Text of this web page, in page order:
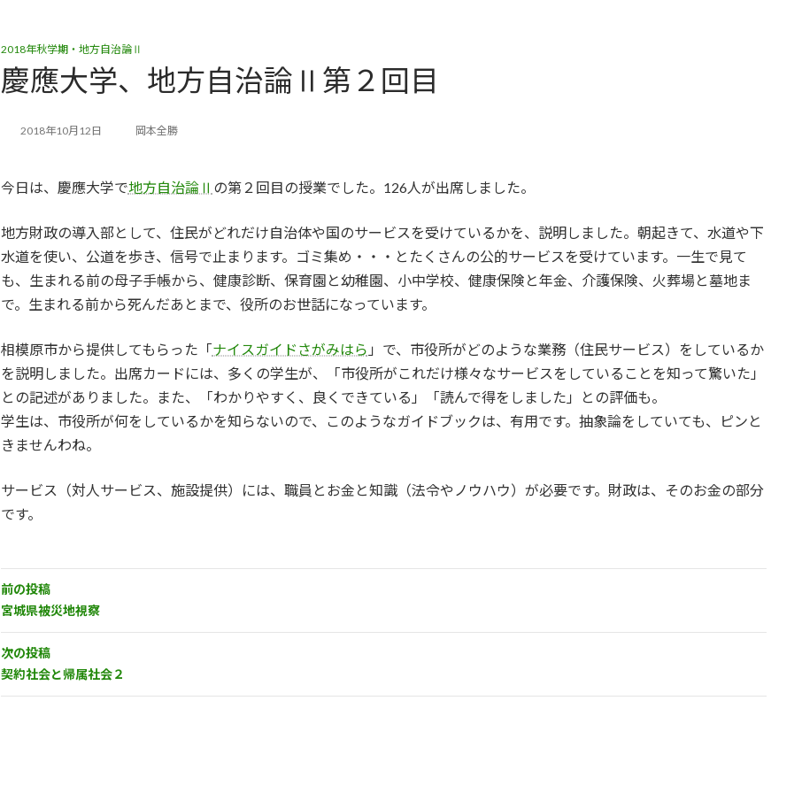
2018年秋学期・地方自治論Ⅱ
慶應大学、地方自治論Ⅱ第２回目
2018年10月12日 岡本全勝
今日は、慶應大学で地方自治論Ⅱ の第２回目の授業でした。126人が出席しました。
地方財政の導入部として、住民がどれだけ自治体や国のサービスを受けているかを、説明しました。朝起きて、水道や下
水道を使い、公道を歩き、信号で止まります。ゴミ集め・・・とたくさんの公的サービスを受けています。一生で見て
も、生まれる前の母子手帳から、健康診断、保育園と幼稚園、小中学校、健康保険と年金、介護保険、火葬場と墓地ま
で。生まれる前から死んだあとまで、役所のお世話になっています。
相模原市から提供してもらった「ナイスガイドさがみはら 」で、市役所がどのような業務（住民サービス）をしているか
を説明しました。出席カードには、多くの学生が、「市役所がこれだけ様々なサービスをしていることを知って驚いた」
との記述がありました。また、「わかりやすく、良くできている」「読んで得をしました」との評価も。
学生は、市役所が何をしているかを知らないので、このようなガイドブックは、有用です。抽象論をしていても、ピンと
きませんわね。
サービス（対人サービス、施設提供）には、職員とお金と知識（法令やノウハウ）が必要です。財政は、そのお金の部分
です。
前の投稿
宮城県被災地視察
次の投稿
契約社会と帰属社会２